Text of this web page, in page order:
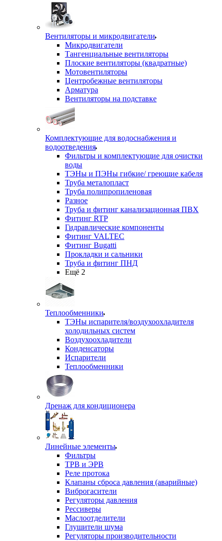
Вентиляторы и микродвигатели
Микродвигатели
Тангенциальные вентиляторы
Плоские вентиляторы (квадратные)
Мотовентиляторы
Центробежные вентиляторы
Арматура
Вентиляторы на подставке
Комплектующие для водоснабжения и
водоотведения
Фильтры и комплектующие для очистки
воды
ТЭНы и ПЭНы гибкие/ греющие кабеля
Труба металопласт
Труба полипропиленовая
Разное
Труба и фитинг канализационная ПВХ
Фитинг RTP
Гидравлические компоненты
Фитинг VALTEC
Фитинг Bugatti
Прокладки и сальники
Труба и фитинг ПНД
Ещё 2
Теплообменники
ТЭНы испарителя/воздухоохладителя
холодильных систем
Воздухоохладители
Конденсаторы
Испарители
Теплообменники
Дренаж для кондиционера
Линейные элементы
Фильтры
ТРВ и ЭРВ
Реле протока
Клапаны сброса давления (аварийные)
Виброгасители
Регуляторы давления
Рессиверы
Маслоотделители
Глушители шума
Регуляторы производительности